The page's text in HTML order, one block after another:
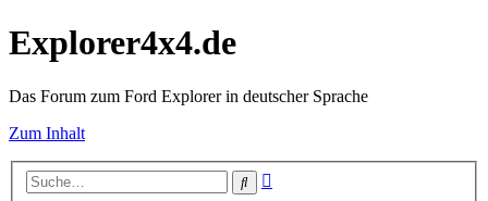
Explorer4x4.de
Das Forum zum Ford Explorer in deutscher Sprache
Zum Inhalt
Suche